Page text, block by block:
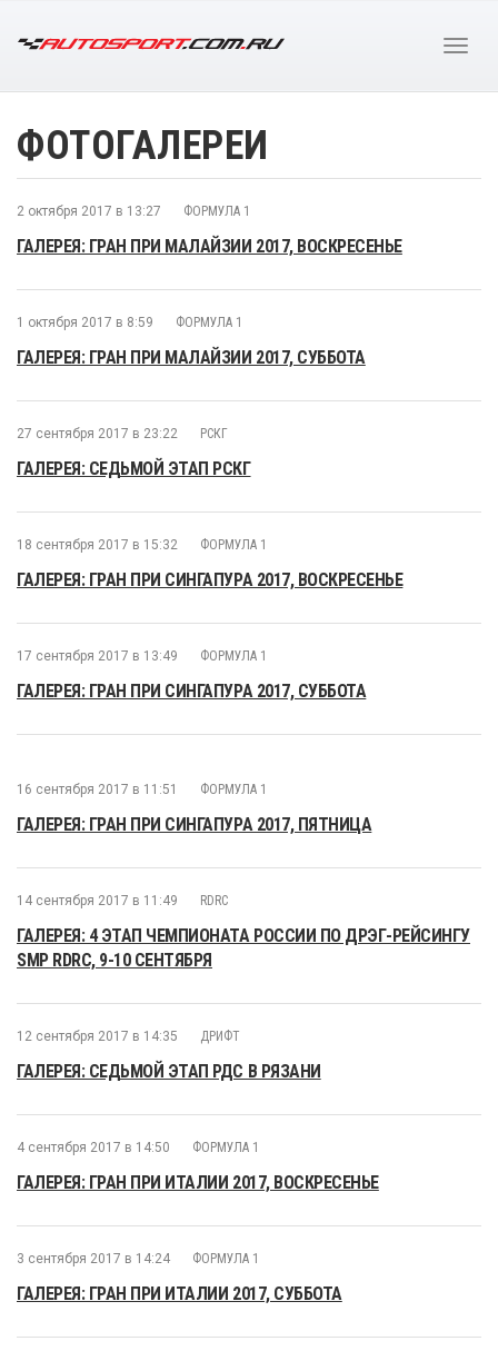
ФОТОГАЛЕРЕИ
2 октября 2017 в 13:27 ФОРМУЛА 1
ГАЛЕРЕЯ: ГРАН ПРИ МАЛАЙЗИИ 2017, ВОСКРЕСЕНЬЕ
1 октября 2017 в 8:59 ФОРМУЛА 1
ГАЛЕРЕЯ: ГРАН ПРИ МАЛАЙЗИИ 2017, СУББОТА
27 сентября 2017 в 23:22 РСКГ
ГАЛЕРЕЯ: СЕДЬМОЙ ЭТАП РСКГ
18 сентября 2017 в 15:32 ФОРМУЛА 1
ГАЛЕРЕЯ: ГРАН ПРИ СИНГАПУРА 2017, ВОСКРЕСЕНЬЕ
17 сентября 2017 в 13:49 ФОРМУЛА 1
ГАЛЕРЕЯ: ГРАН ПРИ СИНГАПУРА 2017, СУББОТА
16 сентября 2017 в 11:51 ФОРМУЛА 1
ГАЛЕРЕЯ: ГРАН ПРИ СИНГАПУРА 2017, ПЯТНИЦА
14 сентября 2017 в 11:49 RDRC
ГАЛЕРЕЯ: 4 ЭТАП ЧЕМПИОНАТА РОССИИ ПО ДРЭГ-РЕЙСИНГУ
SMP RDRC, 9-10 СЕНТЯБРЯ
12 сентября 2017 в 14:35 ДРИФТ
ГАЛЕРЕЯ: СЕДЬМОЙ ЭТАП РДС В РЯЗАНИ
4 сентября 2017 в 14:50 ФОРМУЛА 1
ГАЛЕРЕЯ: ГРАН ПРИ ИТАЛИИ 2017, ВОСКРЕСЕНЬЕ
3 сентября 2017 в 14:24 ФОРМУЛА 1
ГАЛЕРЕЯ: ГРАН ПРИ ИТАЛИИ 2017, СУББОТА